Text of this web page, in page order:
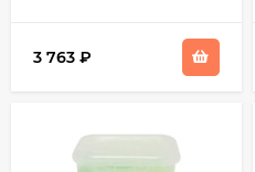
3 763 ₽